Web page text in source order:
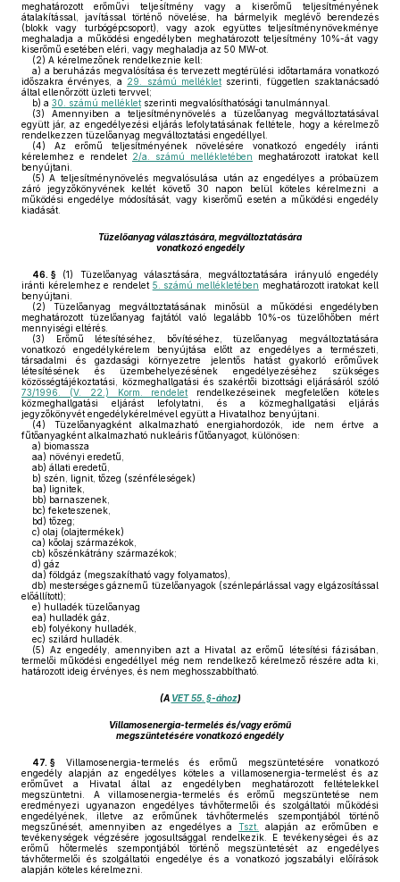
meghatározott erőművi teljesítmény vagy a kiserőmű teljesítményének
átalakítással, javítással történő növelése, ha bármelyik meglévő berendezés
(blokk vagy turbógépcsoport), vagy azok együttes teljesítménynövekménye
meghaladja a működési engedélyben meghatározott teljesítmény 10%-át vagy
kiserőmű esetében eléri, vagy meghaladja az 50 MW-ot.
(2) A kérelmezőnek rendelkeznie kell:
a) a beruházás megvalósítása és tervezett megtérülési időtartamára vonatkozó
időszakra érvényes, a 29. számú mellékletszerinti, független szaktanácsadó
által ellenőrzött üzleti tervvel;
b) a 30. számú melléklet szerinti megvalósíthatósági tanulmánnyal.
(3) Amennyiben a teljesítménynövelés a tüzelőanyag megváltoztatásával
együtt jár, az engedélyezési eljárás lefolytatásának feltétele, hogy a kérelmező
rendelkezzen tüzelőanyag megváltoztatási engedéllyel.
(4) Az erőmű teljesítményének növelésére vonatkozó engedély iránti
kérelemhez e rendelet 2/a. számú mellékletében meghatározott iratokat kell
benyújtani.
(5) A teljesítménynövelés megvalósulása után az engedélyes a próbaüzem
záró jegyzőkönyvének keltét követő 30 napon belül köteles kérelmezni a
működési engedélye módosítását, vagy kiserőmű esetén a működési engedély
kiadását.
Tüzelőanyag választására, megváltoztatására
vonatkozó engedély
46. § (1)
Tüzelőanyag választására, megváltoztatására irányuló engedély
iránti kérelemhez e rendelet 5. számú mellékletében meghatározott iratokat kell
benyújtani.
(2) Tüzelőanyag megváltoztatásának minősül a működési engedélyben
meghatározott tüzelőanyag fajtától való legalább 10%-os tüzelőhőben mért
mennyiségi eltérés.
(3) Erőmű létesítéséhez, bővítéséhez, tüzelőanyag megváltoztatására
vonatkozó engedélykérelem benyújtása előtt az engedélyes a természeti,
társadalmi és gazdasági környezetre jelentős hatást gyakorló erőművek
létesítésének és üzembehelyezésének engedélyezéséhez szükséges
közösségtájékoztatási, közmeghallgatási és szakértői bizottsági eljárásáról szóló
73/1996. (V. 22.) Korm. rendelet rendelkezéseinek megfelelően köteles
közmeghallgatási eljárást lefolytatni, és a közmeghallgatási eljárás
jegyzőkönyvét engedélykérelmével együtt a Hivatalhoz benyújtani.
(4) Tüzelőanyagként alkalmazható energiahordozók, ide nem értve a
fűtőanyagként alkalmazható nukleáris fűtőanyagot, különösen:
a) biomassza
aa) növényi eredetű,
ab) állati eredetű,
b) szén, lignit, tőzeg (szénféleségek)
ba) lignitek,
bb) barnaszenek,
bc) feketeszenek,
bd) tőzeg;
c) olaj (olajtermékek)
ca) kőolaj származékok,
cb) kőszénkátrány származékok;
d) gáz
da) földgáz (megszakítható vagy folyamatos),
db) mesterséges gáznemű tüzelőanyagok (szénlepárlással vagy elgázosítással
előállított);
e) hulladék tüzelőanyag
ea) hulladék gáz,
eb) folyékony hulladék,
ec) szilárd hulladék.
(5) Az engedély, amennyiben azt a Hivatal az erőmű létesítési fázisában,
termelői működési engedéllyel még nem rendelkező kérelmező részére adta ki,
határozott ideig érvényes, és nem meghosszabbítható.
(A VET 55. §-ához)
Villamosenergia-termelés és/vagy erőmű
megszüntetésére vonatkozó engedély
47. § Villamosenergia-termelés és erőmű megszüntetésére vonatkozó
engedély alapján az engedélyes köteles a villamosenergia-termelést és az
erőművet a Hivatal által az engedélyben meghatározott feltételekkel
megszüntetni. A villamosenergia-termelés és erőmű megszüntetése nem
eredményezi ugyanazon engedélyes távhőtermelői és szolgáltatói működési
engedélyének, illetve az erőműnek távhőtermelés szempontjából történő
megszűnését, amennyiben az engedélyes aTszt.
alapján az erőműben e
tevékenységek végzésére jogosultsággal rendelkezik. E tevékenységei és az
erőmű hőtermelés szempontjából történő megszüntetését az engedélyes
távhőtermelői és szolgáltatói engedélye és a vonatkozó jogszabályi előírások
alapján köteles kérelmezni.